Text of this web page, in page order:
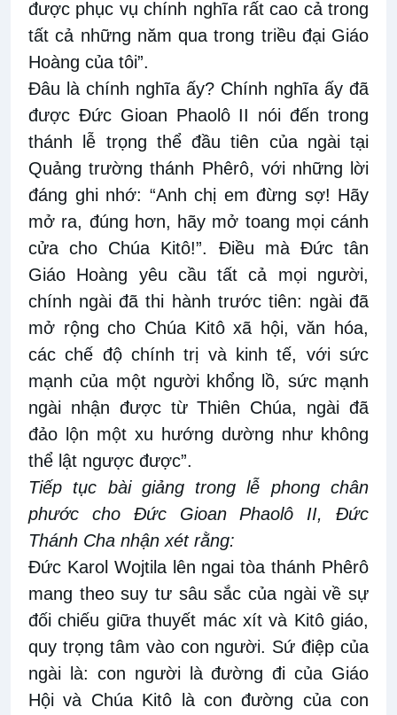
được phục vụ chính nghĩa rất cao cả trong
tất cả những năm qua trong triều đại Giáo
Hoàng của tôi”.
Đâu là chính nghĩa ấy? Chính nghĩa ấy đã
được Đức Gioan Phaolô II nói đến trong
thánh lễ trọng thể đầu tiên của ngài tại
Quảng trường thánh Phêrô, với những lời
đáng ghi nhớ: “Anh chị em đừng sợ! Hãy
mở ra, đúng hơn, hãy mở toang mọi cánh
cửa cho Chúa Kitô!”. Điều mà Đức tân
Giáo Hoàng yêu cầu tất cả mọi người,
chính ngài đã thi hành trước tiên: ngài đã
mở rộng cho Chúa Kitô xã hội, văn hóa,
các chế độ chính trị và kinh tế, với sức
mạnh của một người khổng lồ, sức mạnh
ngài nhận được từ Thiên Chúa, ngài đã
đảo lộn một xu hướng dường như không
thể lật ngược được”.
Tiếp tục bài giảng trong lễ phong chân
phước cho Đức Gioan Phaolô II, Đức
Thánh Cha nhận xét rằng:
Đức Karol Wojtila lên ngai tòa thánh Phêrô
mang theo suy tư sâu sắc của ngài về sự
đối chiếu giữa thuyết mác xít và Kitô giáo,
quy trọng tâm vào con người. Sứ điệp của
ngài là: con người là đường đi của Giáo
Hội và Chúa Kitô là con đường của con